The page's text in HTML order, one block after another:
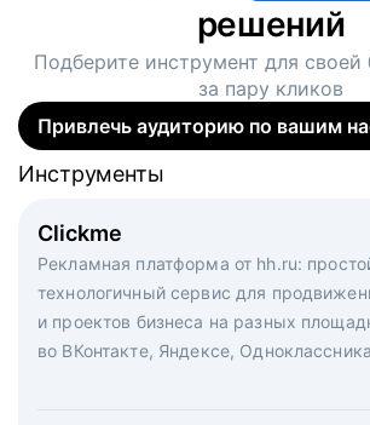
решений
Подберите инструмент для своей
за пару кликов
Привлечь аудиторию по вашим
Clickme
Рекламная платформа от hh.ru:
технологичный сервис для
и проектов бизнеса на разных
во ВКонтакте, Яндексе,
Инструменты
Вакансия дня
Рекламный формат для вакансий на
hh.ru. Увеличивает количество
Инструменты
Массовый подбор под ключ. Решите,
кандидатов и когда вам нужно, и за
маркетологи, рекрутеры и
hh.ru с целым набором digital-
Инструменты